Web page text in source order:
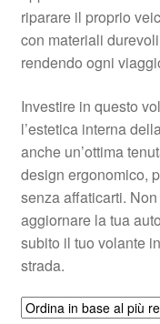
Procedura di
Rimostranza
Spedizione in tutto il
Termini e condizioni
riparare il proprio
con materiali
rendendo ogni
Investire in questo
l’estetica interna
anche un’ottima
design ergonomico,
senza affaticarti.
aggiornare la tua
subito il tuo volante
strada.